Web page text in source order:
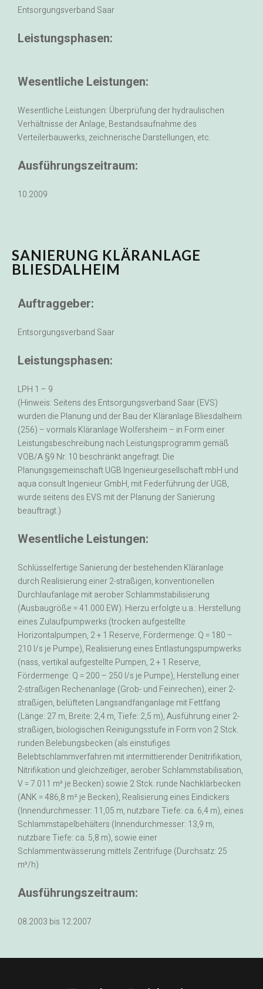
Entsorgungsverband Saar
Leistungsphasen:
Wesentliche Leistungen:
Wesentliche Leistungen: Überprüfung der hydraulischen
Verhältnisse der Anlage, Bestandsaufnahme des
Verteilerbauwerks, zeichnerische Darstellungen, etc.
Ausführungszeitraum:
10.2009
SANIERUNG KLÄRANLAGE
BLIESDALHEIM
Auftraggeber:
Entsorgungsverband Saar
Leistungsphasen:
LPH 1 – 9
(Hinweis: Seitens des Entsorgungsverband Saar (EVS)
wurden die Planung und der Bau der Kläranlage Bliesdalheim
(256) – vormals Kläranlage Wolfersheim – in Form einer
Leistungsbeschreibung nach Leistungsprogramm gemäß
VOB/A §9 Nr. 10 beschränkt angefragt. Die
Planungsgemeinschaft UGB Ingenieurgesellschaft mbH und
aqua consult Ingenieur GmbH, mit Federführung der UGB,
wurde seitens des EVS mit der Planung der Sanierung
beauftragt.)
Wesentliche Leistungen:
Schlüsselfertige Sanierung der bestehenden Kläranlage
durch Realisierung einer 2-straßigen, konventionellen
Durchlaufanlage mit aerober Schlammstabilisierung
(Ausbaugröße = 41.000 EW). Hierzu erfolgte u.a.: Herstellung
eines Zulaufpumpwerks (trocken aufgestellte
Horizontalpumpen, 2 + 1 Reserve, Fördermenge: Q = 180 –
210 l/s je Pumpe), Realisierung eines Entlastungspumpwerks
(nass, vertikal aufgestellte Pumpen, 2 + 1 Reserve,
Fördermenge: Q = 200 – 250 l/s je Pumpe), Herstellung einer
2-straßigen Rechenanlage (Grob- und Feinrechen), einer 2-
straßigen, belüfteten Langsandfanganlage mit Fettfang
(Länge: 27 m, Breite: 2,4 m, Tiefe: 2,5 m), Ausführung einer 2-
straßigen, biologischen Reinigungsstufe in Form von 2 Stck.
runden Belebungsbecken (als einstufiges
Belebtschlammverfahren mit intermittierender Denitrifikation,
Nitrifikation und gleichzeitiger, aerober Schlammstabilisation,
V = 7.011 m³ je Becken) sowie 2 Stck. runde Nachklärbecken
(ANK = 486,8 m² je Becken), Realisierung eines Eindickers
(Innendurchmesser: 11,05 m, nutzbare Tiefe: ca. 6,4 m), eines
Schlammstapelbehälters (Innendurchmesser: 13,9 m,
nutzbare Tiefe: ca. 5,8 m), sowie einer
Schlammentwässerung mittels Zentrifuge (Durchsatz: 25
m³/h)
Ausführungszeitraum:
08.2003 bis 12.2007